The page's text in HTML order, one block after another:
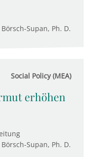
Supan, Ph. D.
Social Policy (MEA)
erhöhen
Supan, Ph. D.